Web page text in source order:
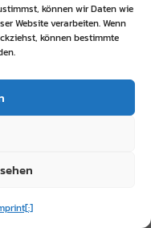
können wir Daten wie
Website verarbeiten. Wenn
können bestimmte
05.2010,